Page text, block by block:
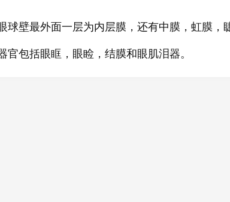
壁最外面一层为内层膜，还有中膜，虹膜，
包括眼眶，眼睑，结膜和眼肌泪器。